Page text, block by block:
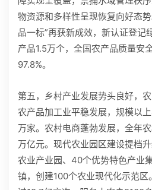
物资源和多样性呈现恢复向好态
品一标”再获新成效，新认证登记
产品1.5万个，全国农产品质量安
97.8%。
第五，乡村产业发展势头良好，
农产品加工业平稳发展，规模以
万家。农村电商蓬勃发展，全年
万亿元。现代农业园区建设提档
农业产业园、40个优势特色产业
镇，创建100个农业现代化示范